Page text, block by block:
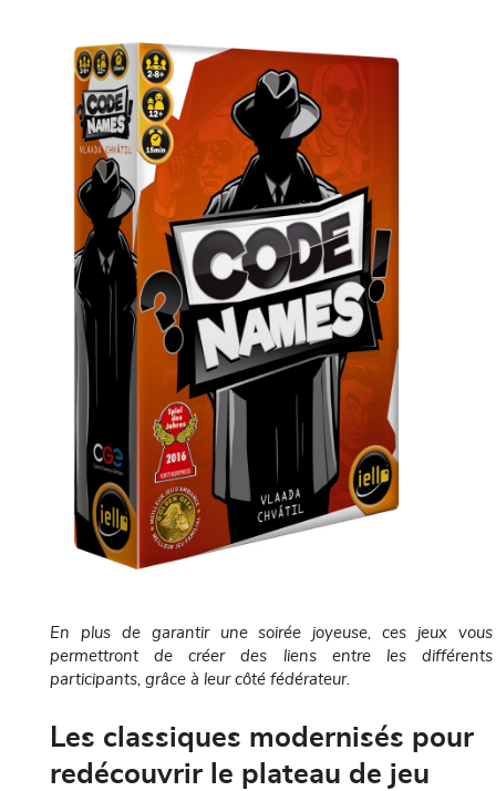
En plus de garantir une soirée joyeuse, ces jeux vous
permettront de créer des liens entre les différents
participants, grâce à leur côté fédérateur.
Les classiques modernisés pour
redécouvrir le plateau de jeu